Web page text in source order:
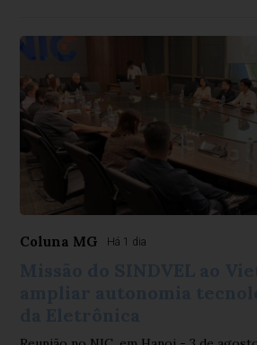
Coluna MG Há 1 dia